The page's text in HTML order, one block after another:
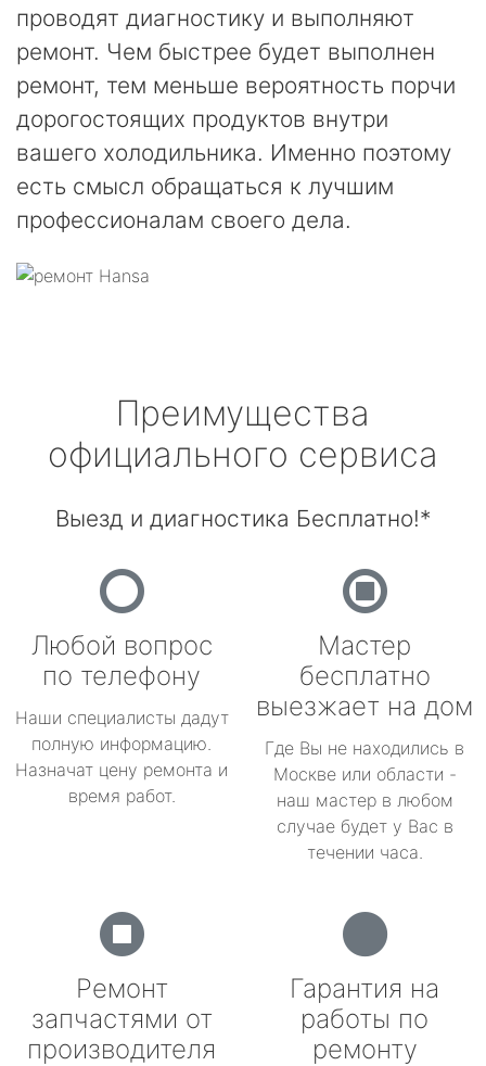
проводят диагностику и выполняют
ремонт. Чем быстрее будет выполнен
ремонт, тем меньше вероятность порчи
дорогостоящих продуктов внутри
вашего холодильника. Именно поэтому
есть смысл обращаться к лучшим
профессионалам своего дела.
Преимущества
официального сервиса
Выезд и диагностика Бесплатно!*
Любой вопрос
по телефону
Наши специалисты дадут
полную информацию.
Назначат цену ремонта и
время работ.
Мастер
бесплатно
выезжает на дом
Где Вы не находились в
Москве или области -
наш мастер в любом
случае будет у Вас в
течении часа.
Ремонт
запчастями от
производителя
Гарантия на
работы по
ремонту